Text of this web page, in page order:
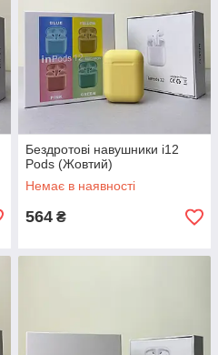
Бездротові навушники i12
Pods (Жовтий)
Немає в наявності
564 ₴